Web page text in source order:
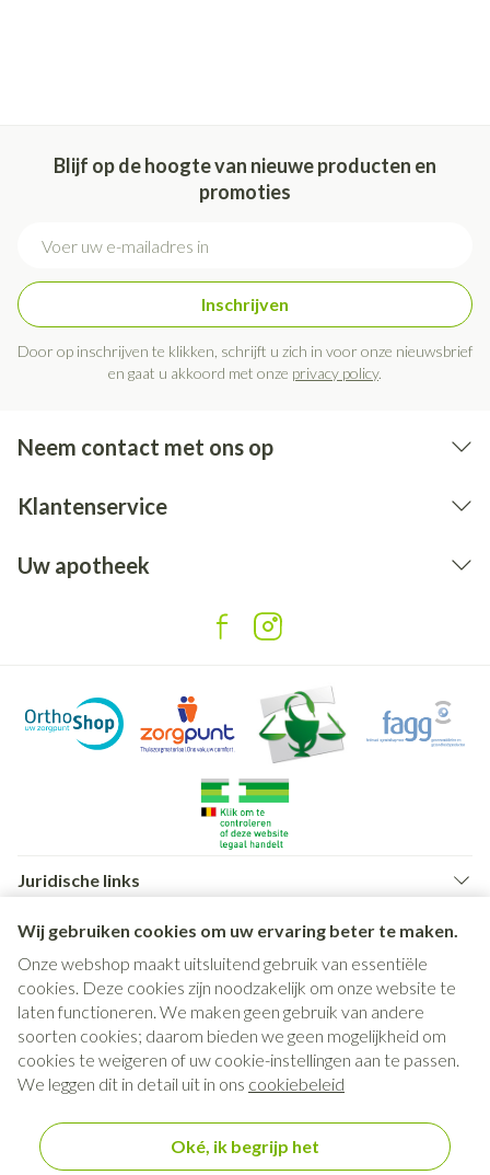
Wij gebruiken cookies om uw ervaring beter te maken.
Onze webshop maakt uitsluitend gebruik van essentiële
cookies. Deze cookies zijn noodzakelijk om onze website te
laten functioneren. We maken geen gebruik van andere
soorten cookies; daarom bieden we geen mogelijkheid om
cookies te weigeren of uw cookie-instellingen aan te passen.
We leggen dit in detail uit in ons cookiebeleid
Oké, ik begrijp het
Blijf op de hoogte van nieuwe producten en
promoties
Inschrijven
Door op inschrijven te klikken, schrijft u zich in voor onze nieuwsbrief
en gaat u akkoord met onze privacy policy.
Neem contact met ons op
Klantenservice
Uw apotheek
Juridische links